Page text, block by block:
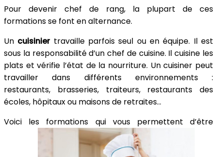
Pour devenir chef de rang, la plupart de ces
formations se font en alternance.
Un cuisiniertravaille parfois seul ou en équipe. Il est
sous la responsabilité d’un chef de cuisine. Il cuisine les
plats et vérifie l’état de la nourriture. Un cuisiner peut
travailler dans différents environnements :
restaurants, brasseries, traiteurs, restaurants des
écoles, hôpitaux ou maisons de retraites…
Voici les formations qui vous permettent d’être